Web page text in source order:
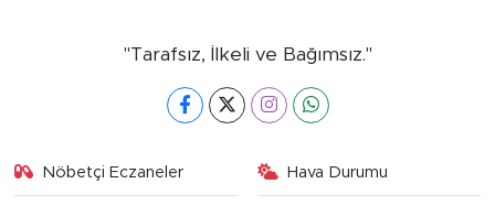
"Tarafsız, İlkeli ve Bağımsız."
Nöbetçi Eczaneler Hava Durumu